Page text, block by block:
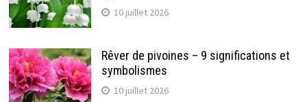
10 juillet 2026
Rêver de pivoines – 9 significations et
symbolismes
10 juillet 2026